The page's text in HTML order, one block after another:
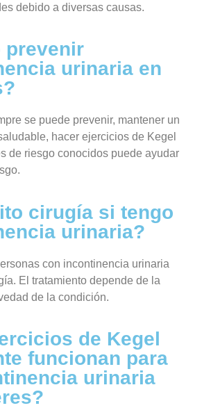
debido a diversas causas.
prevenir
urinaria en
se puede prevenir, mantener un
hacer ejercicios de Kegel
de riesgo conocidos puede ayudar
cirugía si tengo
urinaria?
con incontinencia urinaria
El tratamiento depende de la
de la condición.
de Kegel
funcionan para
urinaria